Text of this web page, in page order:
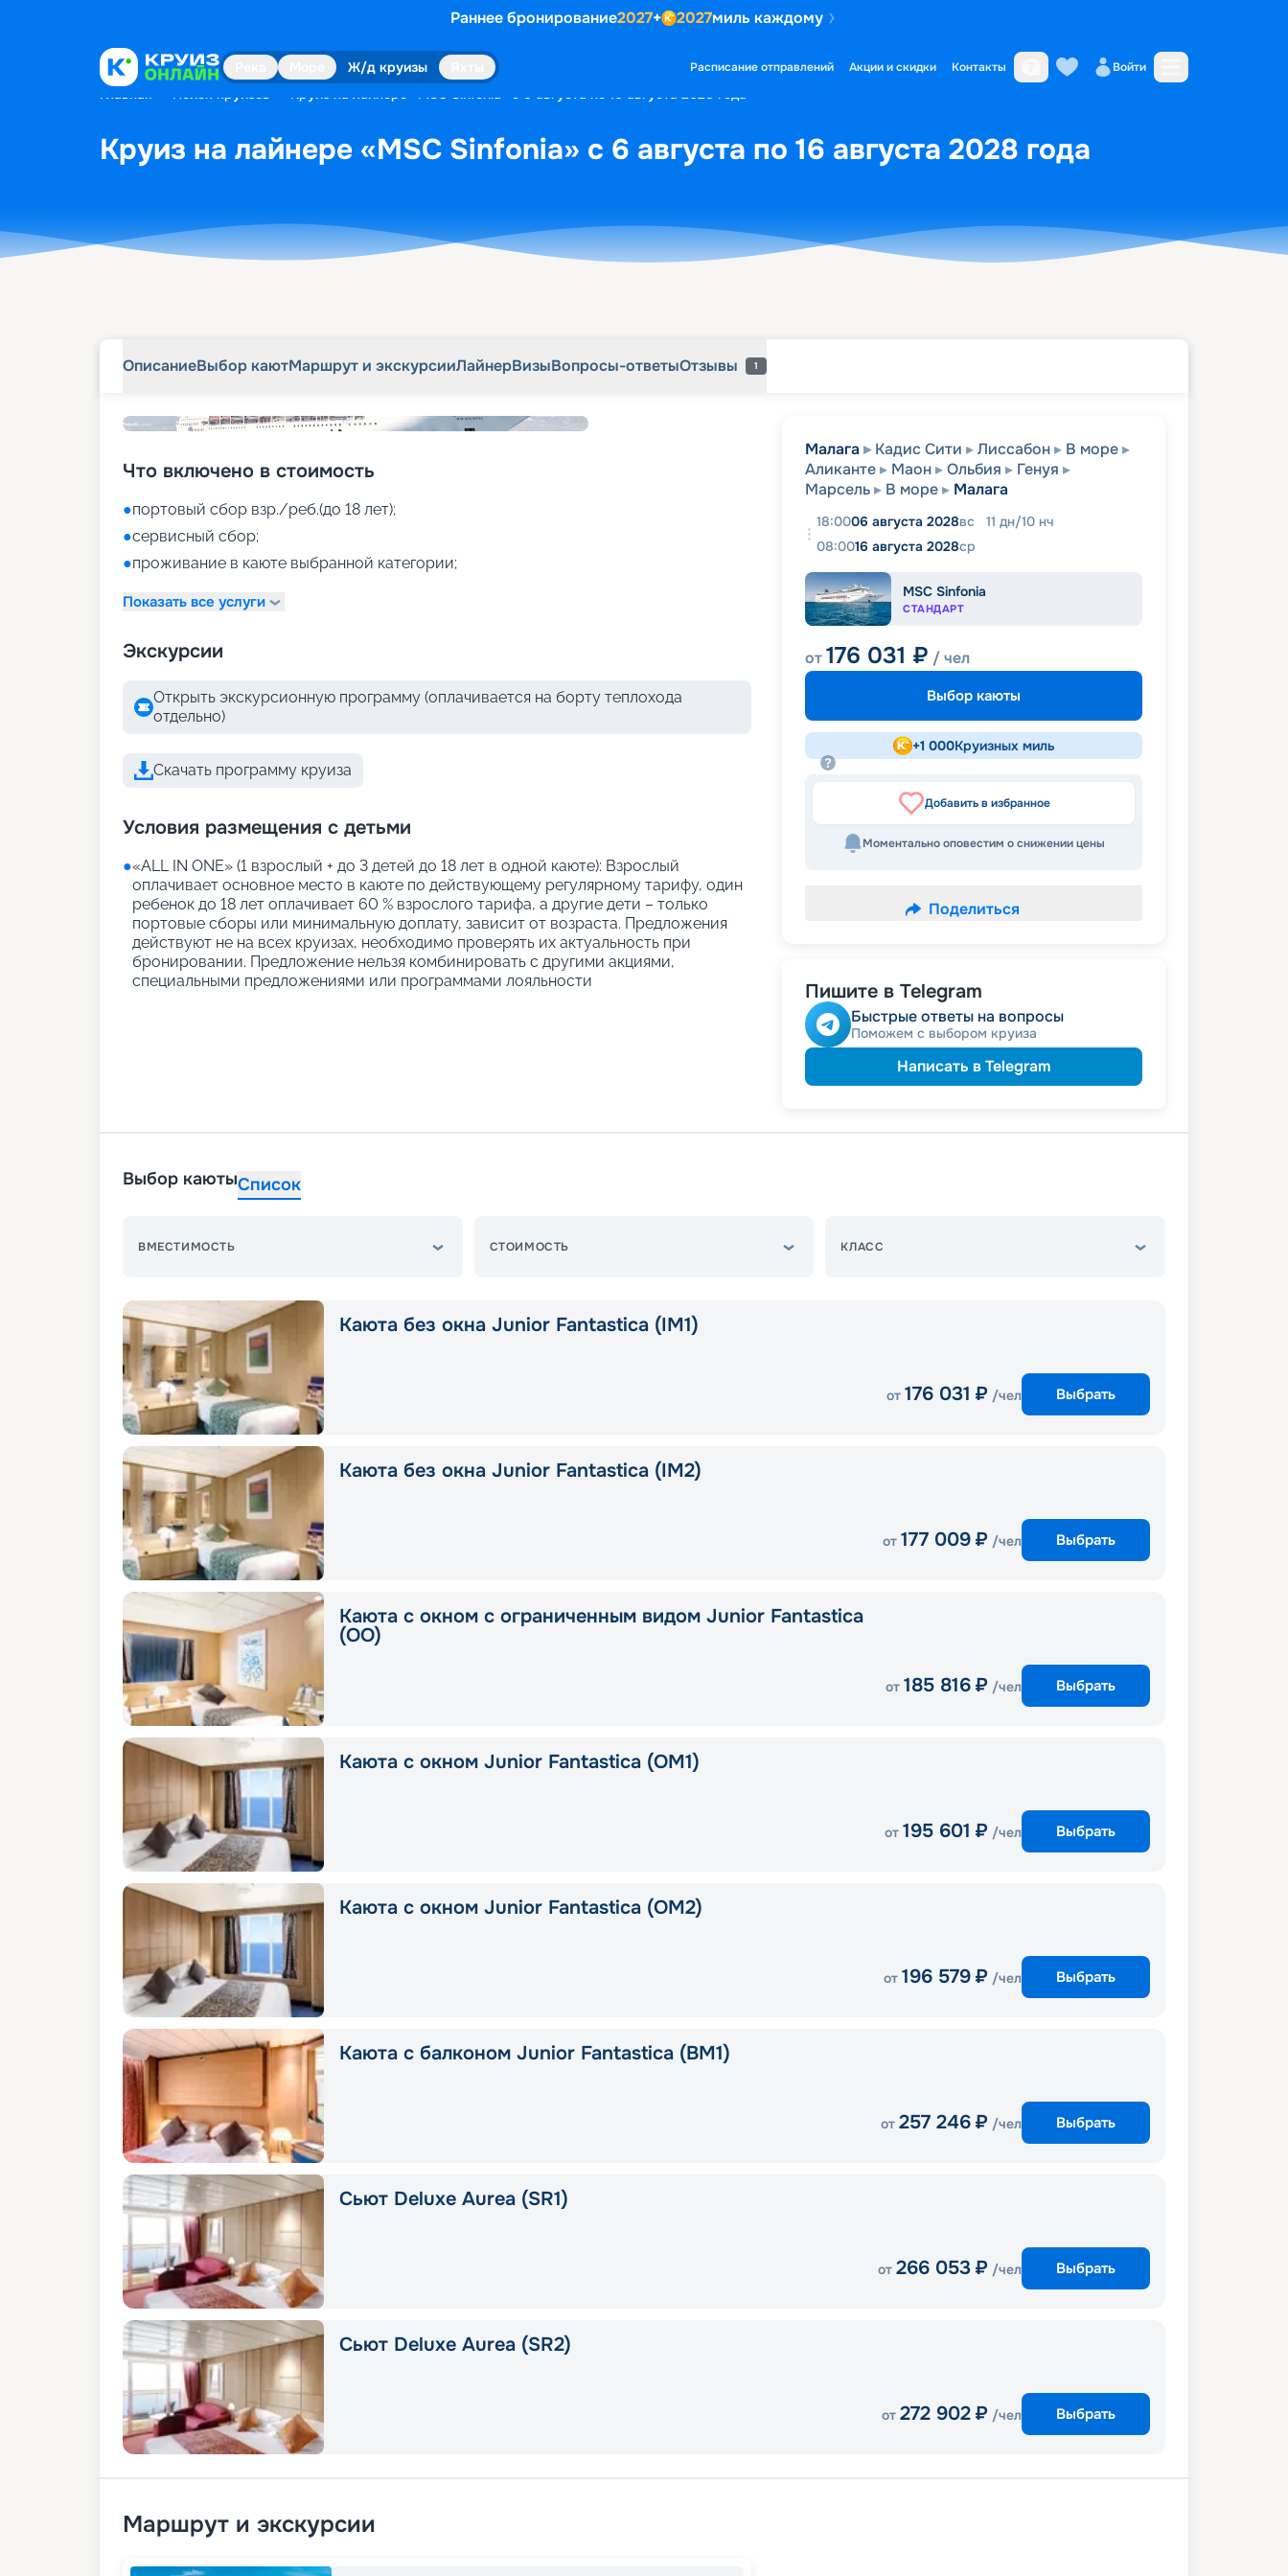
Раннее бронирование2027+ 2027миль каждому
Ж/д круизы Расписание отправлений Акции и скидки Контакты Войти
Главная Поиск круизов Круиз на лайнере «MSC Sinfonia» с 6 августа по 16 августа 2028 года
Круиз на лайнере «MSC Sinfonia» с 6 августа по 16 августа 2028 года
ОписаниеВыбор каютМаршрут и экскурсииЛайнерВизыВопросы-ответыОтзывы 1
Что включено в стоимость
●портовый сбор взр./реб.(до 18 лет);
●сервисный сбор;
●проживание в каюте выбранной категории;
Показать все услуги
Экскурсии
Открыть экскурсионную программу (оплачивается на борту теплохода
отдельно)
Скачать программу круиза
Условия размещения с детьми
●«АLL IN ONE» (1 взрослый + до 3 детей до 18 лет в одной каюте): Взрослый
оплачивает основное место в каюте по действующему регулярному тарифу, один
ребенок до 18 лет оплачивает 60 % взрослого тарифа, а другие дети – только
портовые сборы или минимальную доплату, зависит от возраста. Предложения
действуют не на всех круизах, необходимо проверять их актуальность при
бронировании. Предложение нельзя комбинировать с другими акциями,
специальными предложениями или программами лояльности
Малага Кадис Сити Лиссабон
В море
Аликанте
Маон Ольбия
Генуя
Марсель
В море Малага
18:0006 августа 2028вс 11 дн/10 нч
08:0016 августа 2028ср
MSC Sinfonia
СТАНДАРТ
от176 031 ₽ / чел
Выбор каюты
+1 000Круизных миль
Добавить в избранное
Моментально оповестим о снижении цены
Поделиться
Пишите в Telegram
Быстрые ответы на вопросы
Поможем с выбором круиза
Написать в Telegram
Выбор каютыСписок
ВМЕСТИМОСТЬ СТОИМОСТЬ КЛАСС
Каюта без окна Junior Fantastica (IM1)
от 176 031 ₽ /чел Выбрать
Каюта без окна Junior Fantastica (IM2)
от 177 009 ₽ /чел Выбрать
Каюта с окном с ограниченным видом Junior Fantastica
(OO)
от 185 816 ₽ /чел Выбрать
Каюта с окном Junior Fantastica (OM1)
от 195 601 ₽ /чел Выбрать
Каюта с окном Junior Fantastica (OM2)
от 196 579 ₽ /чел Выбрать
Каюта с балконом Junior Fantastica (BM1)
от 257 246 ₽ /чел Выбрать
Сьют Deluxe Aurea (SR1)
от 266 053 ₽ /чел Выбрать
Сьют Deluxe Aurea (SR2)
от 272 902 ₽ /чел Выбрать
Маршрут и экскурсии